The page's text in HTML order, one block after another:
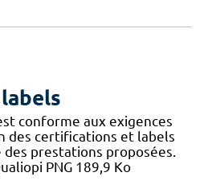
conforme aux exigences
des certifications et labels
prestations proposées.
PNG 189,9 Ko